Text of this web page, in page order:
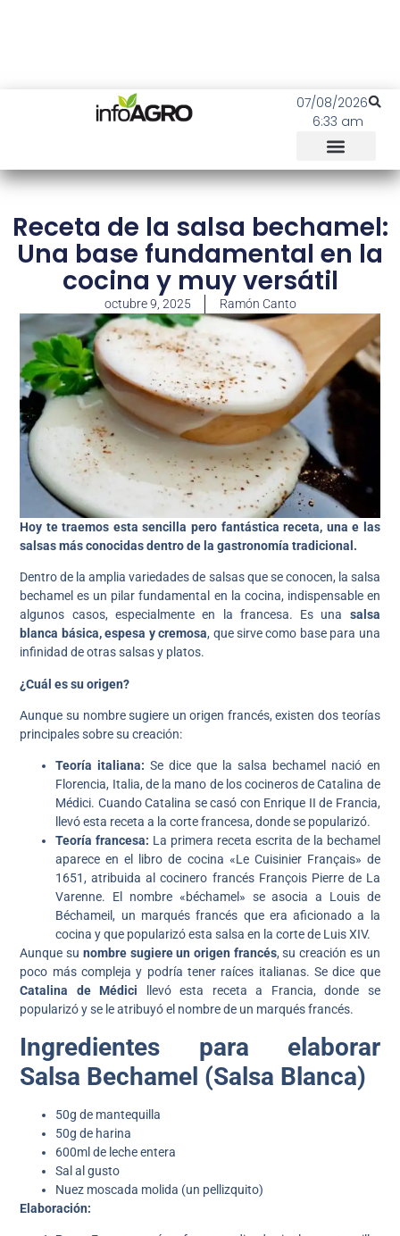
07/08/2026
6:33 am
Receta de la salsa bechamel:
Una base fundamental en la
cocina y muy versátil
octubre 9, 2025 Ramón Canto
Hoy te traemos esta sencilla pero fantástica receta, una e las
salsas más conocidas dentro de la gastronomía tradicional.
Dentro de la amplia variedades de salsas que se conocen, la salsa
bechamel es un pilar fundamental en la cocina, indispensable en
algunos casos, especialmente en la francesa. Es una salsa
blanca básica, espesa y cremosa, que sirve como base para una
infinidad de otras salsas y platos.
¿Cuál es su origen?
Aunque su nombre sugiere un origen francés, existen dos teorías
principales sobre su creación:
Teoría italiana: Se dice que la salsa bechamel nació en
Florencia, Italia, de la mano de los cocineros de Catalina de
Médici. Cuando Catalina se casó con Enrique II de Francia,
llevó esta receta a la corte francesa, donde se popularizó.
Teoría francesa: La primera receta escrita de la bechamel
aparece en el libro de cocina «Le Cuisinier Français» de
1651, atribuida al cocinero francés François Pierre de La
Varenne. El nombre «béchamel» se asocia a Louis de
Béchameil, un marqués francés que era aficionado a la
cocina y que popularizó esta salsa en la corte de Luis XIV.
Aunque su nombre sugiere un origen francés, su creación es un
poco más compleja y podría tener raíces italianas. Se dice que
Catalina de Médici
llevó esta receta a Francia, donde se
popularizó y se le atribuyó el nombre de un marqués francés.
Ingredientes para elaborar
Salsa Bechamel (Salsa Blanca)
50g de mantequilla
50g de harina
600ml de leche entera
Sal al gusto
Nuez moscada molida (un pellizquito)
Elaboración: